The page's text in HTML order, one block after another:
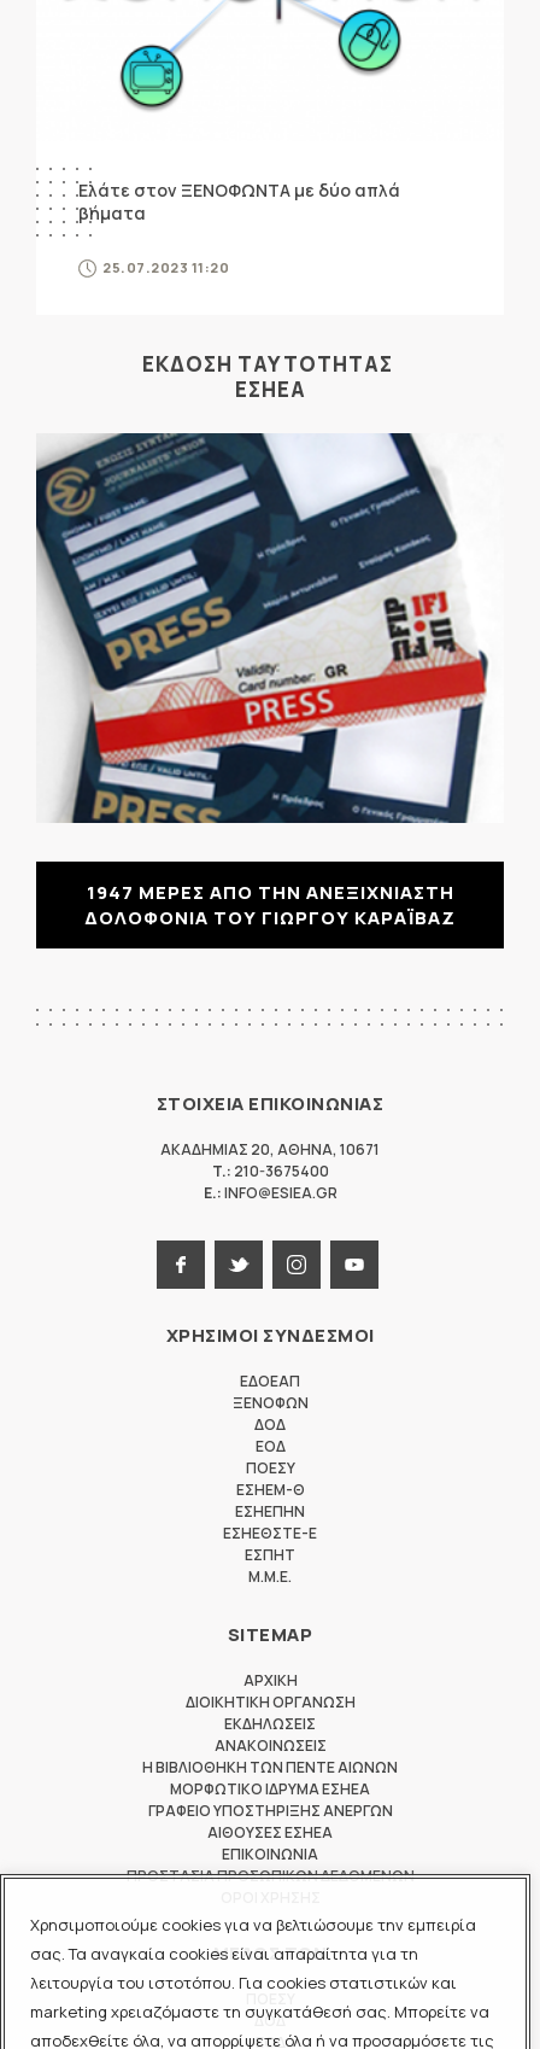
Χρησιμοποιούμε cookies για να βελτιώσουμε την εμπειρία
σας. Τα αναγκαία cookies είναι απαραίτητα για τη
λειτουργία του ιστοτόπου. Για cookies στατιστικών και
marketing χρειαζόμαστε τη συγκατάθεσή σας. Μπορείτε να
αποδεχθείτε όλα, να απορρίψετε όλα ή να προσαρμόσετε τις
Ελάτε στον ΞΕΝΟΦΩΝΤΑ με δύο απλά
βήματα
25.07.2023 11:20
ΕΚΔΟΣΗ ΤΑΥΤΟΤΗΤΑΣ
ΕΣΗΕΑ
1947 ΜΕΡΕΣ ΑΠΟ ΤΗΝ ΑΝΕΞΙΧΝΙΑΣΤΗ
ΔΟΛΟΦΟΝΙΑ ΤΟΥ ΓΙΩΡΓΟΥ ΚΑΡΑΪΒΑΖ
ΣΤΟΙΧΕΙΑ ΕΠΙΚΟΙΝΩΝΙΑΣ
ΑΚΑΔΗΜΙΑΣ 20, ΑΘΗΝΑ, 10671
T.: 210-3675400
E.:INFO@ESIEA.GR
ΧΡΗΣΙΜΟΙ ΣΥΝΔΕΣΜΟΙ
ΕΔΟΕΑΠ
ΞΕΝΟΦΩΝ
ΔΟΔ
ΕΟΔ
ΠΟΕΣΥ
ΕΣΗΕΜ-Θ
ΕΣΗΕΠΗΝ
ΕΣΗΕΘΣΤΕ-Ε
ΕΣΠΗΤ
M.M.E.
SITEMAP
ΑΡΧΙΚΗ
ΔΙΟΙΚΗΤΙΚΗ ΟΡΓΑΝΩΣΗ
ΕΚΔΗΛΩΣΕΙΣ
ΑΝΑΚΟΙΝΩΣΕΙΣ
Η ΒΙΒΛΙΟΘΗΚΗ ΤΩΝ ΠΕΝΤΕ ΑΙΩΝΩΝ
ΜΟΡΦΩΤΙΚΟ ΙΔΡΥΜΑ ΕΣΗΕΑ
ΓΡΑΦΕΙΟ ΥΠΟΣΤΗΡΙΞΗΣ ΑΝΕΡΓΩΝ
ΑΙΘΟΥΣΕΣ ΕΣΗΕΑ
ΕΠΙΚΟΙΝΩΝΙΑ
ΠΡΟΣΤΑΣΙΑ ΠΡΟΣΩΠΙΚΩΝ ΔΕΔΟΜΕΝΩΝ
ΜΕΛΟΣ ΤΩΝ
ΔΟΔ
ΕΟΔ